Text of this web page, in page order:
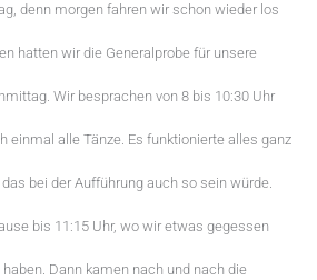
denn morgen fahren wir schon wieder los
hatten wir die Generalprobe für unsere
Wir besprachen von 8 bis 10:30 Uhr
einmal alle Tänze. Es funktionierte alles ganz
bei der Aufführung auch so sein würde.
bis 11:15 Uhr, wo wir etwas gegessen
Dann kamen nach und nach die